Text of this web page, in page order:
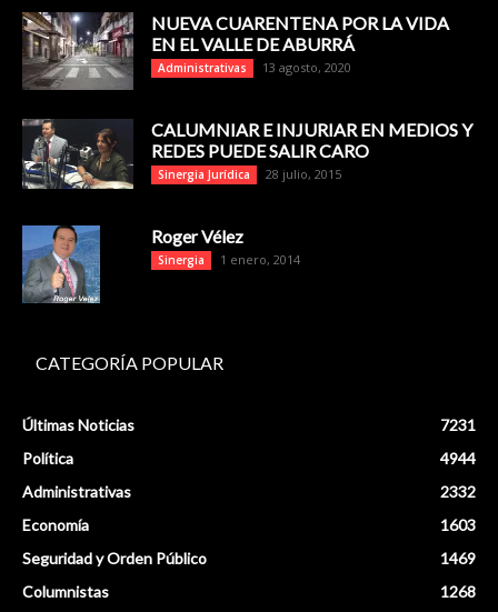
NUEVA CUARENTENA POR LA VIDA
EN EL VALLE DE ABURRÁ
Administrativas 13 agosto, 2020
CALUMNIAR E INJURIAR EN MEDIOS Y
REDES PUEDE SALIR CARO
Sinergia Jurídica 28 julio, 2015
Roger Vélez
Sinergia 1 enero, 2014
CATEGORÍA POPULAR
Últimas Noticias
7231
Política
4944
Administrativas
2332
Economía
1603
Seguridad y Orden Público
1469
Columnistas
1268